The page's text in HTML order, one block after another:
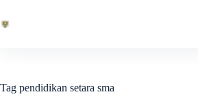
content
Tag pendidikan setara sma